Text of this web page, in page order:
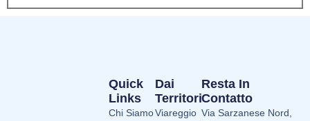
Dai
Territori
Viareggio
Quick
Links
Chi Siamo
Resta In
Contatto
Via Sarzanese Nord,